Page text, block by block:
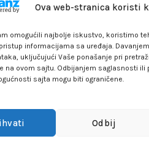
Ova web-stranica koristi
omogućili najbolje iskustvo, koristimo
informacijama sa uređaja.
uključujući Vaše ponašanje pri
na ovom sajtu. Odbijanjem saglasnosti ili
sajta mogu biti ograničene.
Odbij
Adresa:
Lokal 102,